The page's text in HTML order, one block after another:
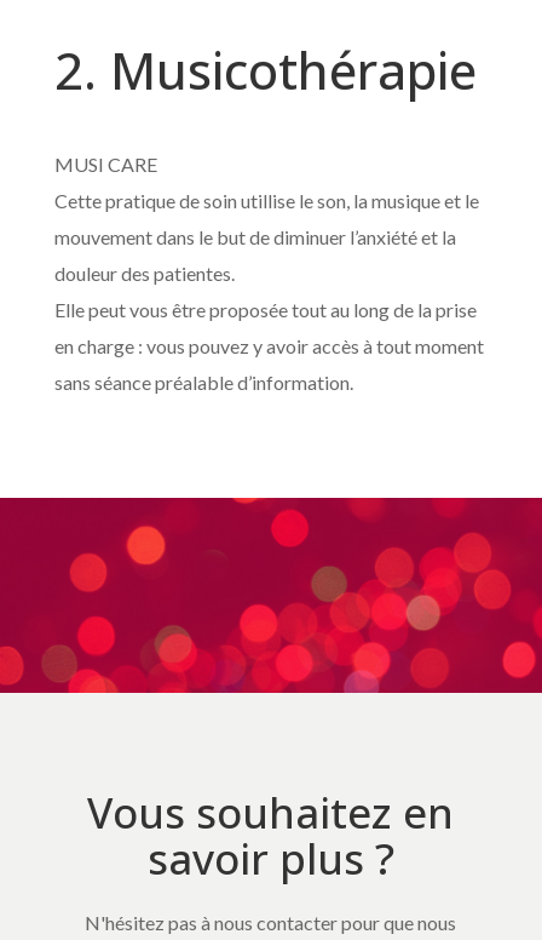
2. Musicothérapie
MUSI CARE
Cette pratique de soin utillise le son, la musique et le
mouvement dans le but de diminuer l’anxiété et la
douleur des patientes.
Elle peut vous être proposée tout au long de la prise
en charge : vous pouvez y avoir accès à tout moment
sans séance préalable d’information.
Vous souhaitez en
savoir plus ?
N'hésitez pas à nous contacter pour que nous